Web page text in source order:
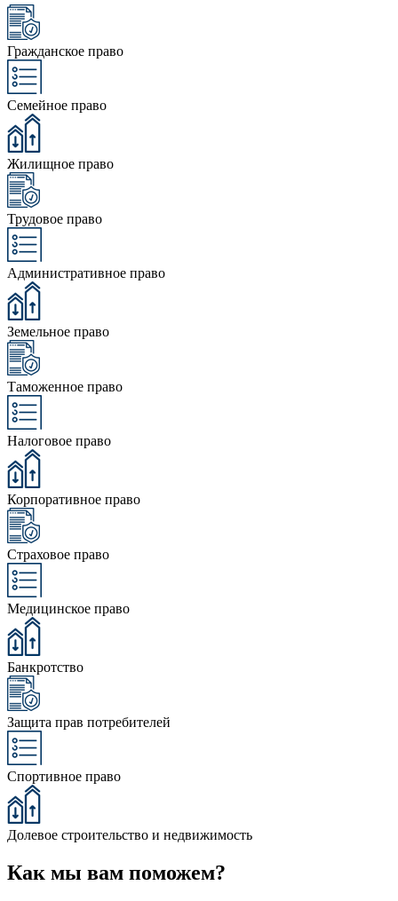
Гражданское право
Семейное право
Жилищное право
Трудовое право
Административное право
Земельное право
Таможенное право
Налоговое право
Корпоративное право
Страховое право
Медицинское право
Банкротство
Защита прав потребителей
Спортивное право
Долевое строительство и недвижимость
Как мы вам поможем?